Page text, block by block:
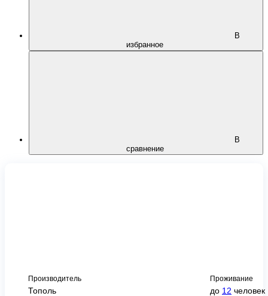
В
избранное
В
сравнение
Производитель
Тополь
Проживание
до 12 человек